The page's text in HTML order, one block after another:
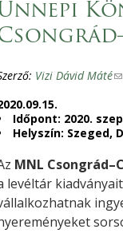
Ünnepi
Vizi Dávid Máté(
i
n
s
e
n
d
Időpont: 2020.
Helyszín: Szeged,
MNL
levéltár